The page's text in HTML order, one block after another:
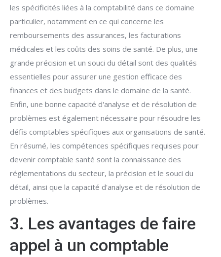
les spécificités liées à la comptabilité dans ce domaine
particulier, notamment en ce qui concerne les
remboursements des assurances, les facturations
médicales et les coûts des soins de santé. De plus, une
grande précision et un souci du détail sont des qualités
essentielles pour assurer une gestion efficace des
finances et des budgets dans le domaine de la santé.
Enfin, une bonne capacité d'analyse et de résolution de
problèmes est également nécessaire pour résoudre les
défis comptables spécifiques aux organisations de santé.
En résumé, les compétences spécifiques requises pour
devenir comptable santé sont la connaissance des
réglementations du secteur, la précision et le souci du
détail, ainsi que la capacité d'analyse et de résolution de
problèmes.
3. Les avantages de faire
appel à un comptable